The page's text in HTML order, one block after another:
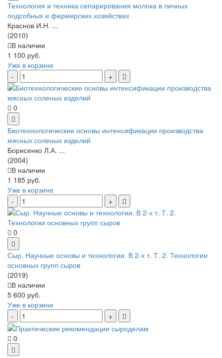
Технология и техника сепарирования молока в личных
подсобных и фермерских хозяйствах
Краснов И.Н. ...
(2010)
В наличии
1 100 руб.
Уже в корзине
0
Биотехнологические основы интенсификации производства
мясных соленых изделий
Борисенко Л.А. ...
(2004)
В наличии
1 185 руб.
Уже в корзине
0
Сыр. Научные основы и технологии. В 2-х т. Т. 2. Технологии
основных групп сыров
(2019)
В наличии
5 600 руб.
Уже в корзине
0